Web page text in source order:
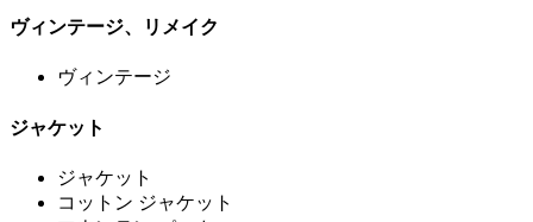
ヴィンテージ、リメイク
ヴィンテージ
ジャケット
ジャケット
コットン ジャケット